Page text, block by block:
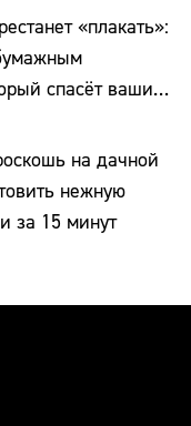
«плакать»:
спасёт ваши
на дачной
нежную
за 15 минут